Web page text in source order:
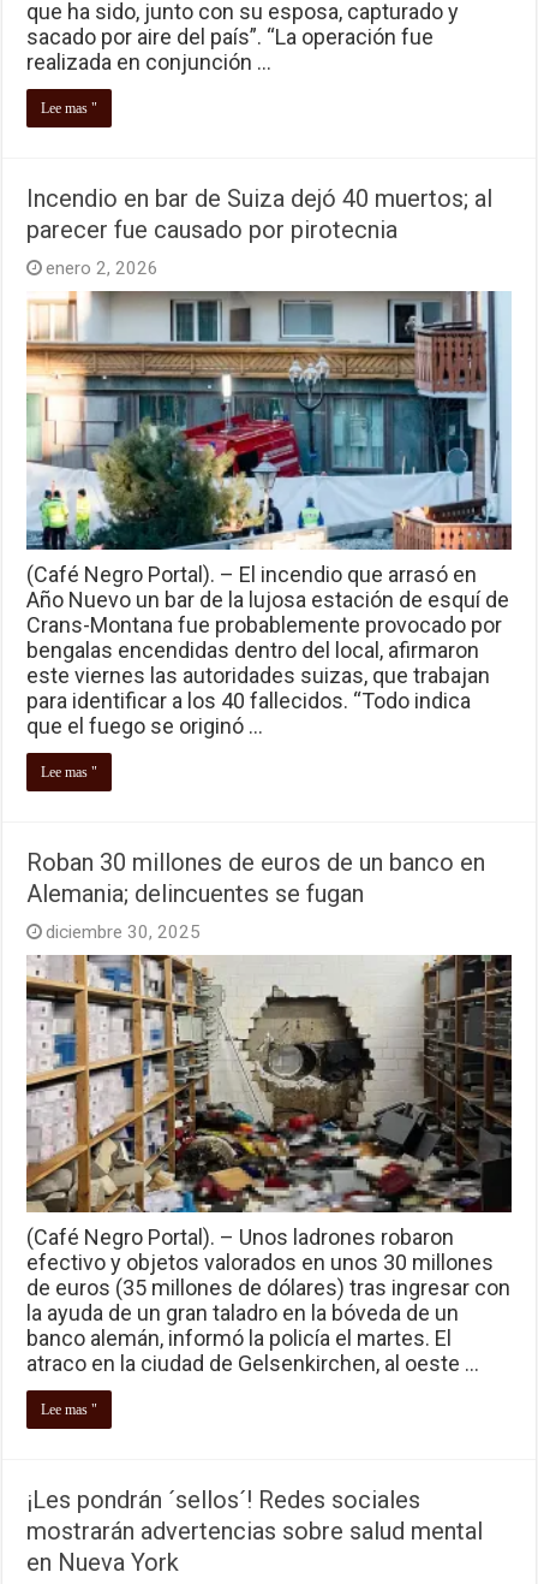
que ha sido, junto con su esposa, capturado y
sacado por aire del país”. “La operación fue
realizada en conjunción …
Lee mas "
Incendio en bar de Suiza dejó 40 muertos; al
parecer fue causado por pirotecnia
enero 2, 2026
(Café Negro Portal). – El incendio que arrasó en
Año Nuevo un bar de la lujosa estación de esquí de
Crans-Montana fue probablemente provocado por
bengalas encendidas dentro del local, afirmaron
este viernes las autoridades suizas, que trabajan
para identificar a los 40 fallecidos. “Todo indica
que el fuego se originó …
Lee mas "
Roban 30 millones de euros de un banco en
Alemania; delincuentes se fugan
diciembre 30, 2025
(Café Negro Portal). – Unos ladrones robaron
efectivo y objetos valorados en unos 30 millones
de euros (35 millones de dólares) tras ingresar con
la ayuda de un gran taladro en la bóveda de un
banco alemán, informó la policía el martes. El
atraco en la ciudad de Gelsenkirchen, al oeste …
Lee mas "
¡Les pondrán ´sellos´! Redes sociales
mostrarán advertencias sobre salud mental
en Nueva York